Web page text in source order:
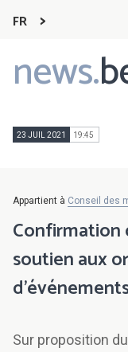
FR
news.
Main
navigation
23 JUIL 2021 19:45
Appartient à Conseil des
Confirmation
soutien aux
Sur proposition